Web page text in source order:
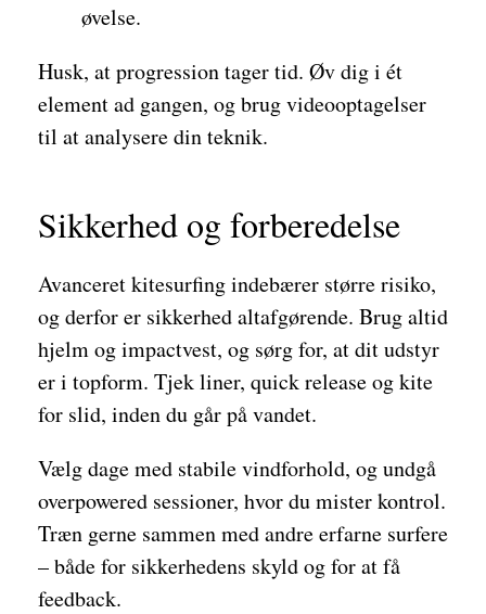
øvelse.
Husk, at progression tager tid. Øv dig i ét
element ad gangen, og brug videooptagelser
til at analysere din teknik.
Sikkerhed og forberedelse
Avanceret kitesurfing indebærer større risiko,
og derfor er sikkerhed altafgørende. Brug altid
hjelm og impactvest, og sørg for, at dit udstyr
er i topform. Tjek liner, quick release og kite
for slid, inden du går på vandet.
Vælg dage med stabile vindforhold, og undgå
overpowered sessioner, hvor du mister kontrol.
Træn gerne sammen med andre erfarne surfere
– både for sikkerhedens skyld og for at få
feedback.